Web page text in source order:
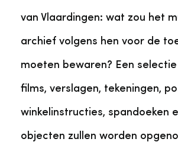
van Vlaardingen: wat zou het
archief volgens hen voor de
moeten bewaren? Een selectie
films, verslagen, tekeningen,
winkelinstructies, spandoeken
objecten zullen worden